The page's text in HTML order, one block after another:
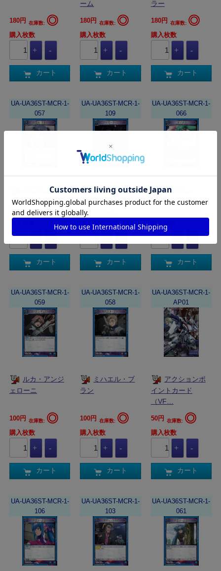
180円 在庫数: ◎
購入枚数
カート
ーム
180円 在庫数: ◎
購入枚数
カート
ラー
180円 在庫数: ◎
購入枚数
カート
UA-UA36ST-MCR-1-
057
早乙女 アルト
180円 在庫数:◎
カート
UA-UA36ST-MCR-1-
109
スナイパーラ
イフル
100円
購入枚数
カート
UA-UA36ST-MCR-1-
066
ライオン
購入枚数
カート
UA-UA36ST-MCR-1-
059
ルカ・アンジ
ェローニ
100円 在庫数: ◎
購入枚数
カート
UA-UA36ST-MCR-1-
058
ミハエル・ブ
ラン
100円 在庫数: ◎
購入枚数
カート
UA-UA36ST-MCR-1-
AP01
アクションポ
イントカード
（VF…
50円 在庫数: ◎
購入枚数
カート
UA-UA36ST-MCR-1-
106
UA-UA36ST-MCR-1-
103
UA-UA36ST-MCR-1-
061